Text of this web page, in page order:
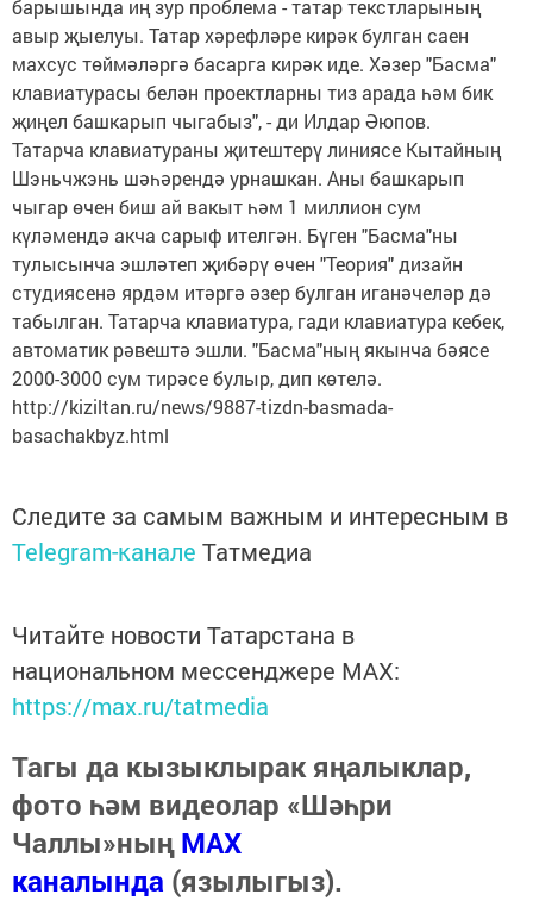
барышында иң зур проблема - татар текстларының
авыр җыелуы. Татар хәрефләре кирәк булган саен
махсус төймәләргә басарга кирәк иде. Хәзер "Басма"
клавиатурасы белән проектларны тиз арада һәм бик
җиңел башкарып чыгабыз", - ди Илдар Әюпов.
Татарча клавиатураны җитештерү линиясе Кытайның
Шэньчжэнь шәһәрендә урнашкан. Аны башкарып
чыгар өчен биш ай вакыт һәм 1 миллион сум
күләмендә акча сарыф ителгән. Бүген "Басма"ны
тулысынча эшләтеп җибәрү өчен "Теория" дизайн
студиясенә ярдәм итәргә әзер булган иганәчеләр дә
табылган. Татарча клавиатура, гади клавиатура кебек,
автоматик рәвештә эшли. "Басма"ның якынча бәясе
2000-3000 сум тирәсе булыр, дип көтелә.
http://kiziltan.ru/news/9887-tizdn-basmada-
basachakbyz.html
Следите за самым важным и интересным в
Telegram-канале Татмедиа
Читайте новости Татарстана в
национальном мессенджере MАХ:
https://max.ru/tatmedia
Тагы да кызыклырак яңалыклар,
фото һәм видеолар «Шәһри
Чаллы»ныңMAX
каналында (язылыгыз).